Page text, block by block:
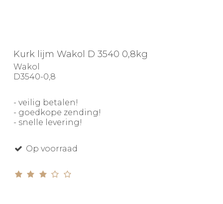
Kurk lijm Wakol D 3540 0,8kg
Wakol
D3540-0,8
- veilig betalen!
- goedkope zending!
- snelle levering!
Op voorraad